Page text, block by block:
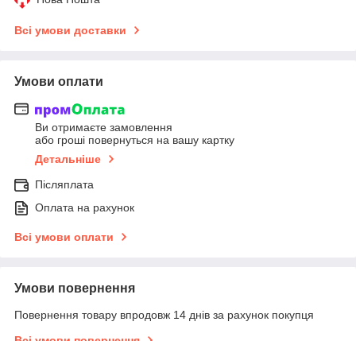
Всі умови доставки
Умови оплати
Ви отримаєте замовлення
або гроші повернуться на вашу картку
Детальніше
Післяплата
Оплата на рахунок
Всі умови оплати
Умови повернення
Повернення товару впродовж 14 днів за рахунок покупця